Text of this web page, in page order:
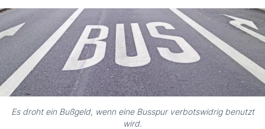
Hilfe & Kontakt
Es droht ein Bußgeld, wenn eine Busspur verbotswidrig benutzt
wird.